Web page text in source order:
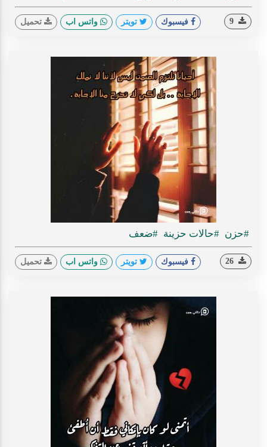
فيسبوك تويتر واتس اب تحميل
#حزن #حالات حزينة #ضعف
فيسبوك تويتر واتس اب تحميل